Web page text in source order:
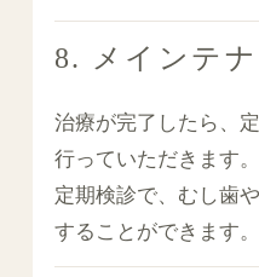
8. メインテ
治療が完了したら、
行っていただきます
定期検診で、むし歯
することができます。